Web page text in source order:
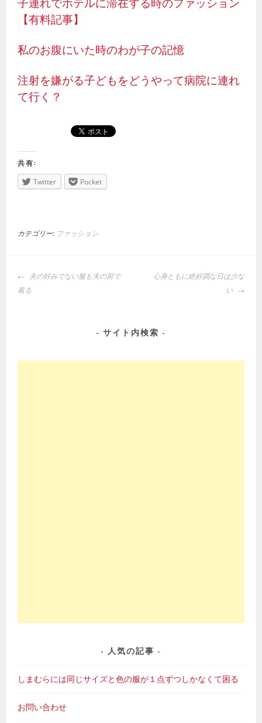
子連れでホテルに滞在する時のファッション
【有料記事】
私のお腹にいた時のわが子の記憶
注射を嫌がる子どもをどうやって病院に連れ
て行く？
共有:
Twitter
Pocket
カテゴリー: ファッション
投
稿
シ
夫の好みでない服も夫の前で
着る
心身ともに絶好調な日は少な
い
サイト内検索
人気の記事
しまむらには同じサイズと色の服が１点ずつしかなくて困る
お問い合わせ